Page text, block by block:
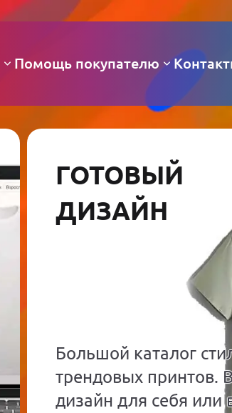
Помощь покупателю
ГОТОВЫЙ
ДИЗАЙН
Большой каталог
трендовых принтов.
дизайн для себя или